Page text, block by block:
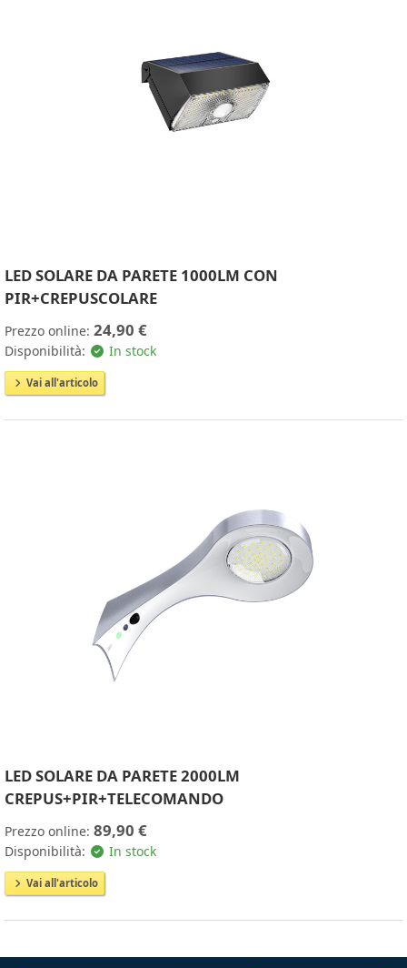
LED SOLARE DA PARETE 1000LM CON
PIR+CREPUSCOLARE
Prezzo online: 24,90 €
Disponibilità: In stock
Vai all'articolo
LED SOLARE DA PARETE 2000LM
CREPUS+PIR+TELECOMANDO
Prezzo online: 89,90 €
Disponibilità: In stock
Vai all'articolo